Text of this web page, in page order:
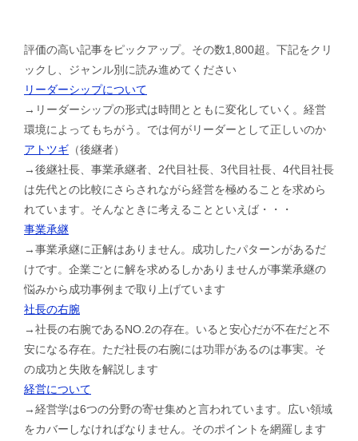
評価の高い記事をピックアップ。その数1,800超。下記をクリ
ックし、ジャンル別に読み進めてください
リーダーシップについて
→リーダーシップの形式は時間とともに変化していく。経営
環境によってもちがう。では何がリーダーとして正しいのか
アトツギ （後継者）
→後継社長、事業承継者、2代目社長、3代目社長、4代目社長
は先代との比較にさらされながら経営を極めることを求めら
れています。そんなときに考えることといえば・・・
事業承継
→事業承継に正解はありません。成功したパターンがあるだ
けです。企業ごとに解を求めるしかありませんが事業承継の
悩みから成功事例まで取り上げています
社長の右腕
→社長の右腕であるNO.2の存在。いると安心だが不在だと不
安になる存在。ただ社長の右腕には功罪があるのは事実。そ
の成功と失敗を解説します
経営について
→経営学は6つの分野の寄せ集めと言われています。広い領域
をカバーしなければなりません。そのポイントを網羅します